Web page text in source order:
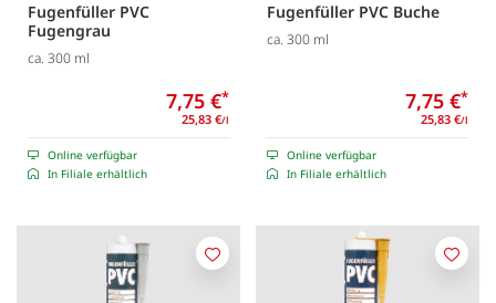
Fugenfüller PVC
Fugengrau
ca. 300 ml
7,75 €*
25,83 €/l
Online verfügbar
In Filiale erhältlich
Fugenfüller PVC Buche
ca. 300 ml
7,75 €*
25,83 €/l
Online verfügbar
In Filiale erhältlich
Merken